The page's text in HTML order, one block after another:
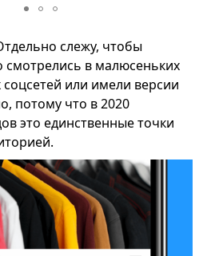
слежу, чтобы
в малюсеньких
соцсетей или имели версии
потому что в 2020
это единственные точки